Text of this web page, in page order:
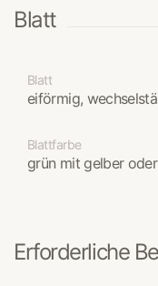
Blatt
Blatt
eiförmig,
Blattfarbe
grün mit gelber
Erforderliche